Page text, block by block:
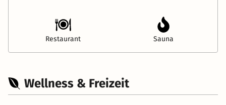
Restaurant Sauna
Wellness & Freizeit